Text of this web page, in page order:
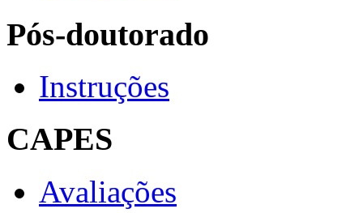
Pós-doutorado
Instruções
CAPES
Avaliações